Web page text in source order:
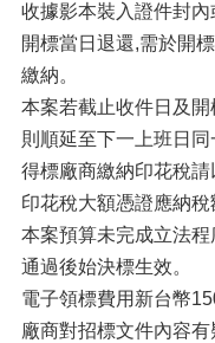
收據影本裝入證件封
開標當日退還,需於開
繳納。
本案若截止收件日及開
則順延至下一上班日同
得標廠商繳納印花稅
印花稅大額憑證應納稅
本案預算未完成立法
通過後始決標生效。
電子領標費用新台幣
廠商對招標文件內容